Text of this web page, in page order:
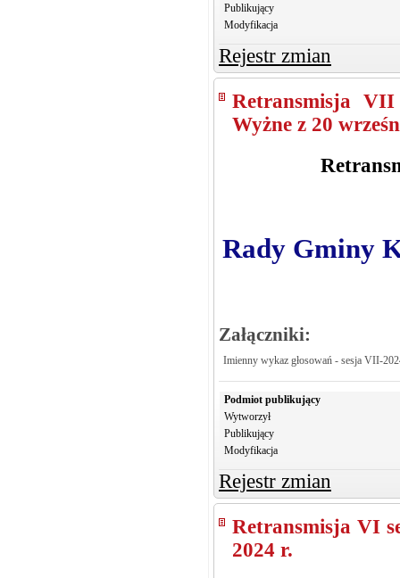
Publikujący
Modyfikacja
Rejestr zmian
Retransmisja
Wyżne z 20
Rady Gminy
Załączniki:
Imienny wykaz głosowań - sesja VII-
Podmiot publikujący
Wytworzył
Publikujący
Modyfikacja
Rejestr zmian
Retransmisja VI
2024 r.